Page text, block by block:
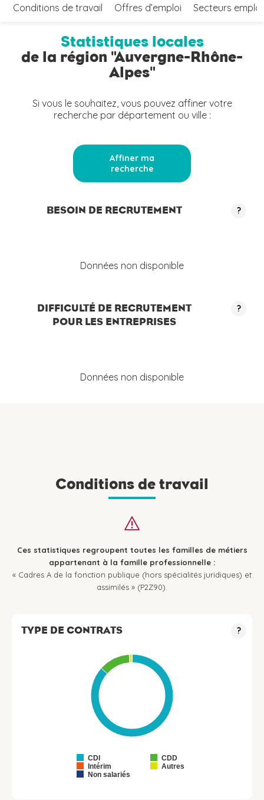
Conditions de travail Offres d’emploi Secteurs
Statistiques locales
de la région "Auvergne-Rhône-
Alpes"
Si vous le souhaitez, vous pouvez affiner votre
recherche par département ou ville :
Affiner ma
recherche
BESOIN DE RECRUTEMENT ?
Données non disponible
DIFFICULTÉ DE RECRUTEMENT
POUR LES ENTREPRISES
?
Données non disponible
Conditions de travail
Ces statistiques regroupent toutes les familles de métiers
appartenant à la famille professionnelle :
« Cadres A de la fonction publique (hors spécialités juridiques) et
assimilés » (P2Z90).
TYPE DE CONTRATS ?
CDI
CDD
Intérim
Autres
Non salariés